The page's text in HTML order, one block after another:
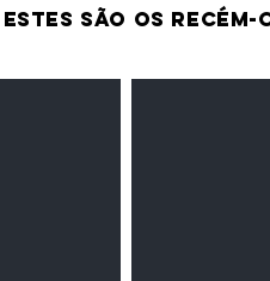
estes são os recém-